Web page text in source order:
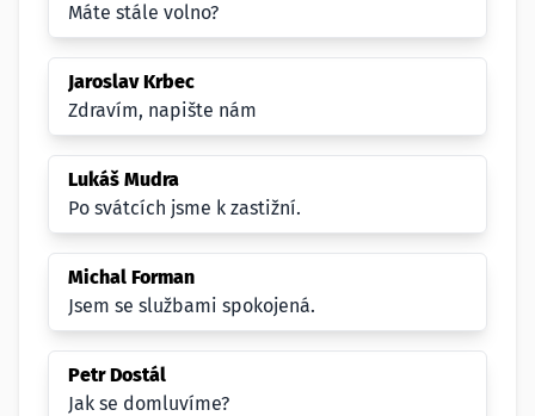
Máte stále volno?
Jaroslav Krbec
Zdravím, napište nám
Lukáš Mudra
Po svátcích jsme k zastižní.
Michal Forman
Jsem se službami spokojená.
Petr Dostál
Jak se domluvíme?